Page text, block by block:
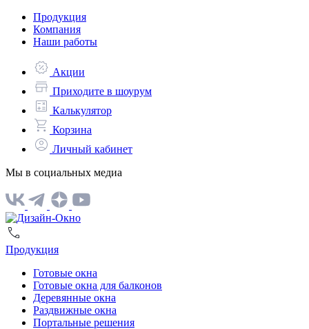
Продукция
Компания
Наши работы
Акции
Приходите в шоурум
Калькулятор
Корзина
Личный кабинет
Мы в социальных медиа
Продукция
Готовые окна
Готовые окна для балконов
Деревянные окна
Раздвижные окна
Портальные решения